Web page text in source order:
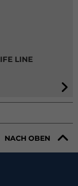
LINE
NACH OBEN